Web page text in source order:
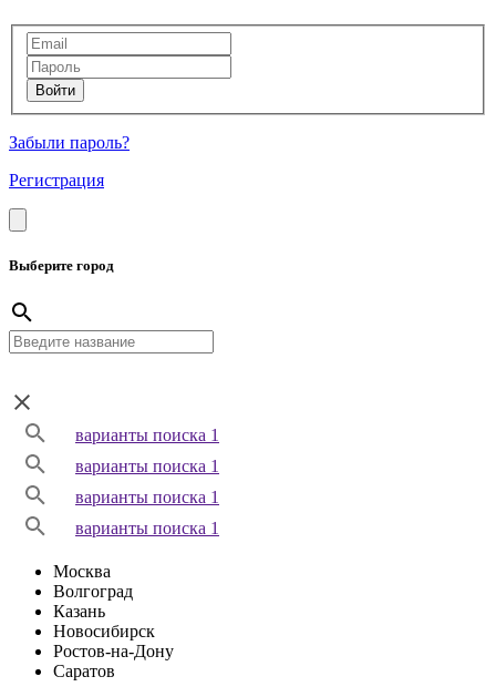
Забыли пароль?
Регистрация
Выберите город
варианты поиска 1
варианты поиска 1
варианты поиска 1
варианты поиска 1
Москва
Волгоград
Казань
Новосибирск
Ростов-на-Дону
Саратов